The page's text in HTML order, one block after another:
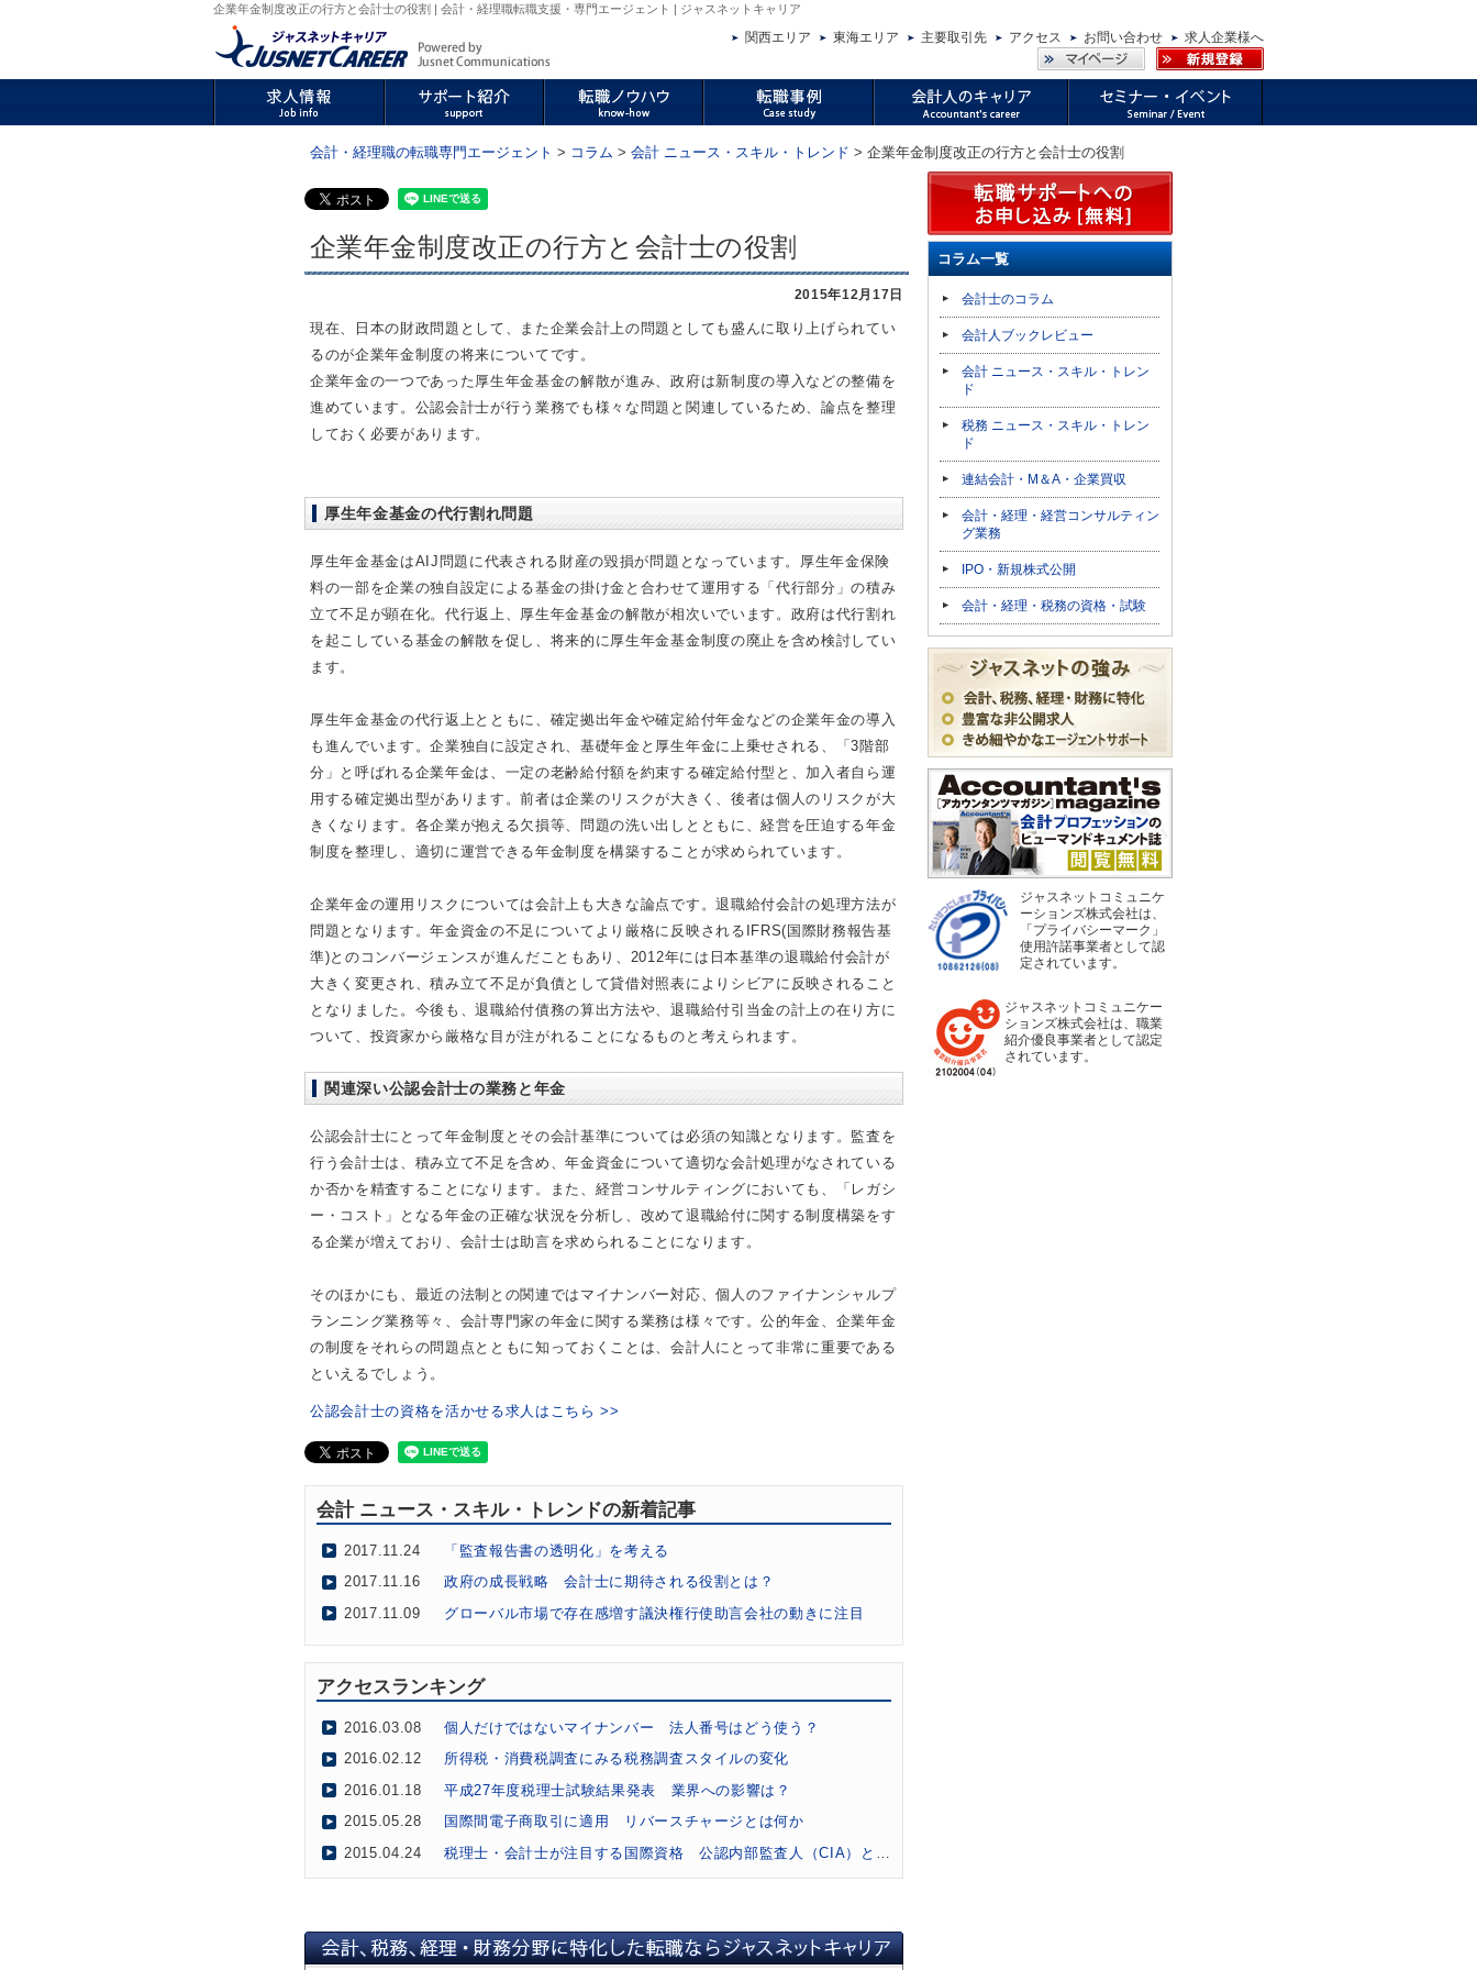
企業年金制度改正の行方と会計士の役割 | 会計・経理職転職支援・専門エージェント | ジャスネットキャリア
求人企業様へ
お問い合わせ
アクセス
主要取引先
東海エリア
関西エリア
会計・経理職の転職専門エージェント > コラム > 会計 ニュース・スキル・トレンド > 企業年金制度改正の行方と会計士の役割
企業年金制度改正の行方と会計士の役割
2015年12月17日
現在、日本の財政問題として、また企業会計上の問題としても盛んに取り上げられてい
るのが企業年金制度の将来についてです。
企業年金の一つであった厚生年金基金の解散が進み、政府は新制度の導入などの整備を
進めています。公認会計士が行う業務でも様々な問題と関連しているため、論点を整理
しておく必要があります。
厚生年金基金の代行割れ問題
厚生年金基金はAIJ問題に代表される財産の毀損が問題となっています。厚生年金保険
料の一部を企業の独自設定による基金の掛け金と合わせて運用する「代行部分」の積み
立て不足が顕在化。代行返上、厚生年金基金の解散が相次いでいます。政府は代行割れ
を起こしている基金の解散を促し、将来的に厚生年金基金制度の廃止を含め検討してい
ます。
厚生年金基金の代行返上とともに、確定拠出年金や確定給付年金などの企業年金の導入
も進んでいます。企業独自に設定され、基礎年金と厚生年金に上乗せされる、「3階部
分」と呼ばれる企業年金は、一定の老齢給付額を約束する確定給付型と、加入者自ら運
用する確定拠出型があります。前者は企業のリスクが大きく、後者は個人のリスクが大
きくなります。各企業が抱える欠損等、問題の洗い出しとともに、経営を圧迫する年金
制度を整理し、適切に運営できる年金制度を構築することが求められています。
企業年金の運用リスクについては会計上も大きな論点です。退職給付会計の処理方法が
問題となります。年金資金の不足についてより厳格に反映されるIFRS(国際財務報告基
準)とのコンバージェンスが進んだこともあり、2012年には日本基準の退職給付会計が
大きく変更され、積み立て不足が負債として貸借対照表によりシビアに反映されること
となりました。今後も、退職給付債務の算出方法や、退職給付引当金の計上の在り方に
ついて、投資家から厳格な目が注がれることになるものと考えられます。
関連深い公認会計士の業務と年金
公認会計士にとって年金制度とその会計基準については必須の知識となります。監査を
行う会計士は、積み立て不足を含め、年金資金について適切な会計処理がなされている
か否かを精査することになります。また、経営コンサルティングにおいても、「レガシ
ー・コスト」となる年金の正確な状況を分析し、改めて退職給付に関する制度構築をす
る企業が増えており、会計士は助言を求められることになります。
そのほかにも、最近の法制との関連ではマイナンバー対応、個人のファイナンシャルプ
ランニング業務等々、会計専門家の年金に関する業務は様々です。公的年金、企業年金
の制度をそれらの問題点とともに知っておくことは、会計人にとって非常に重要である
といえるでしょう。
公認会計士の資格を活かせる求人はこちら >>
会計 ニュース・スキル・トレンドの新着記事
2017.11.24
「監査報告書の透明化」を考える
2017.11.16
政府の成長戦略 会計士に期待される役割とは？
2017.11.09
グローバル市場で存在感増す議決権行使助言会社の動きに注目
2017.10.11
仮想通貨と会計・税務の最新事情 会計士業務への影響は？
2017.10.03
クラウドファンディングの会計税務とコンサル事情
2017.09.05
「ザ・コンサルタント」でも描写 会計士の財務調査業務の価値の高さ
2017.08.30
社会福祉法人への会計監査人による監査導入で高まる需要
2017.08.01
会計士注目 財務会計基準機構が「国際会計人材ネットワーク」設立
2017.06.27
会計士の注目スキル 「フォレンジック」業務とは何か？
2017.06.19
国際機関の事務局設置 日本IFIARネットワークの意義とは？
2017.05.22
中企庁「事業承継ガイドライン」をM&A業務に活かす
2017.04.17
合格者9年ぶり増加 平成28年公認会計士試験と業界の動向
アクセスランキング
2016.03.08
個人だけではないマイナンバー 法人番号はどう使う？
2016.02.12
所得税・消費税調査にみる税務調査スタイルの変化
2016.01.18
平成27年度税理士試験結果発表 業界への影響は？
2015.05.28
国際間電子商取引に適用 リバースチャージとは何か
2015.04.24
税理士・会計士が注目する国際資格 公認内部監査人（CIA）とは？
コラム一覧
会計士のコラム
会計人ブックレビュー
会計 ニュース・スキル・トレン
ド
税務 ニュース・スキル・トレン
ド
連結会計・M＆A・企業買収
会計・経理・経営コンサルティン
グ業務
IPO・新規株式公開
会計・経理・税務の資格・試験
ジャスネットコミュニケ
ーションズ株式会社は、
「プライバシーマーク」
使用許諾事業者として認
定されています。
ジャスネットコミュニケー
ションズ株式会社は、職業
紹介優良事業者として認定
されています。